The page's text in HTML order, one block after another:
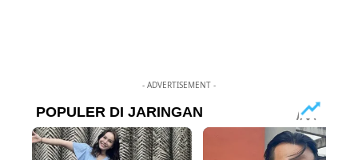
- ADVERTISEMENT -